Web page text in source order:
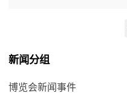
新闻分组
博览会新闻事件